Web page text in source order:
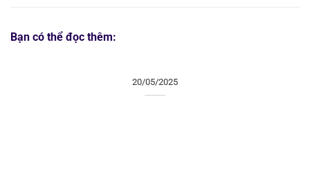
Bạn có thể đọc thêm:
20/05/2025